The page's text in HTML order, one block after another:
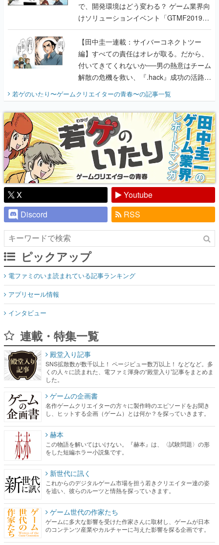
で、開発環境はどう変わる？ ゲーム業界向
けソリューションイベント「GTMF2019」
に行って、より理解を深めよう【PR】
【田中圭一連載：サイバーコネクトツー
編】すべての責任はオレが取る。だから、
付いてきてくれないか──男の熱意はチーム
解散の危機を救い、『.hack』成功の活路を
開く。業界の快男児・松山 洋に流れる血は
『少年ジャンプ』色だった【若ゲのいた
り】
若ゲのいたり〜ゲームクリエイターの青春〜の記事一覧
X
Youtube
Discord
RSS
ピックアップ
電ファミのいま読まれている記事ランキング
アプリセール情報
インタビュー
連載・特集一覧
殿堂入り記事
SNS拡散数が数千以上！ ページビュー数万以上！ などなど。多
くの人々に読まれた、電ファミ渾身の“殿堂入り”記事をまとめま
した。
ゲームの企画書
名作ゲームクリエイターの方々に製作時のエピソードをお聞き
し、ヒットする企画（ゲーム）とは何か？を探っていきます。
赫本
この物語を解いてはいけない。『赫本』は、〈試験問題〉の形
をした短編ホラー小説集です。
新世代に訊く
これからのデジタルゲーム市場を担う若きクリエイター達の姿
を追い、彼らのルーツと情熱を探っていきます。
ゲーム世代の作家たち
ゲームに多大な影響を受けた作家さんに取材し、ゲームが日本
のコンテンツ産業やカルチャーに与えた影響を探る企画です。